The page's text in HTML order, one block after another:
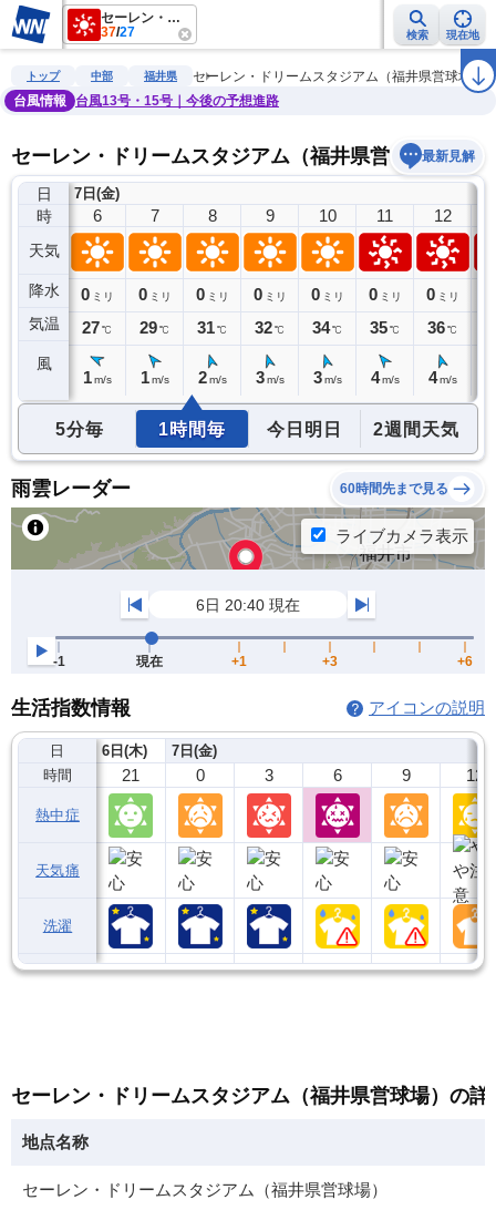
セーレン・ドリームスタジアム（福井県営球場）
37/27 検索 現在地
雨雲レーダー 台風情報 地震情報 警報・注意報 2週間天気 ラ
トップ 中部 福井県
セーレン・ドリームスタジアム（福井県営球場）
台風情報
台風13号・15号｜今後の予想進路
セーレン・ドリームスタジアム（福井県営球場）の天
最新見解
日
時
天気
降水
気温
風
7日(金)
5
0ミリ
27℃
6
0 ミリ
27℃
1 m/s
7
0 ミリ
29℃
1 m/s
8
0 ミリ
31℃
2 m/s
9
0 ミリ
32℃
3 m/s
10
0 ミリ
34℃
3 m/s
11
0 ミリ
35℃
4 m/s
12
0 ミリ
36℃
4 m/s
5分毎 1時間毎 今日明日 2週間天気
雨雲レーダー 60時間先まで見る
生活指数情報 アイコンの説明
日
時間
熱中症
天気痛
洗濯
6日(木)
21
7日(金)
0 3 6 9 12
セーレン・ドリームスタジアム（福井県営球場）の詳
地点名称
セーレン・ドリームスタジアム（福井県営球場）